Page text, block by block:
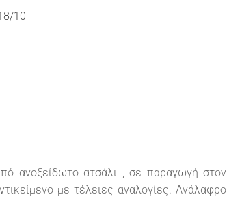
10
ανοξείδωτο ατσάλι , σε παραγωγή στον
με τέλειες αναλογίες. Ανάλαφρο